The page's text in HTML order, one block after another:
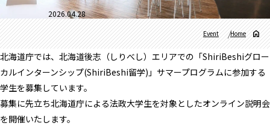
2026.04.28
Home
Event
北海道庁では、北海道後志（しりべし）エリアでの「ShiriBeshiグロー
カルインターンシップ(ShiriBeshi留学)」サマープログラムに参加する
学生を募集しています。
募集に先立ち北海道庁による法政大学生を対象としたオンライン説明会
を開催いたします。